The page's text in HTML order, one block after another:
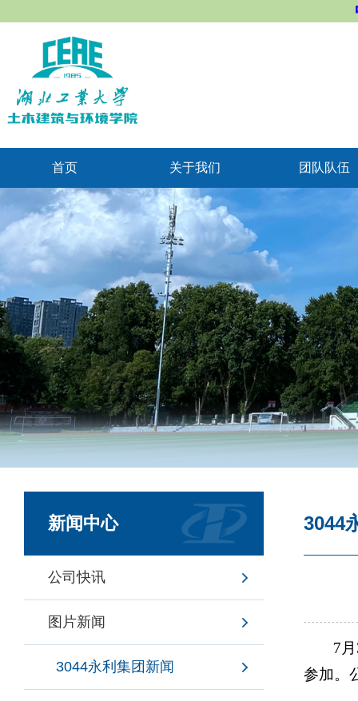
首页 关于我们 团队队伍
新闻中心
公司快讯
图片新闻
3044永利集团新闻
3044
7
参加。